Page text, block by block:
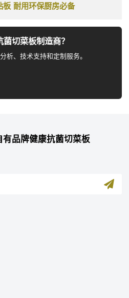
耐用环保厨房必备
切菜板制造商？
析、技术支持和定制服务。
品牌健康抗菌切菜板